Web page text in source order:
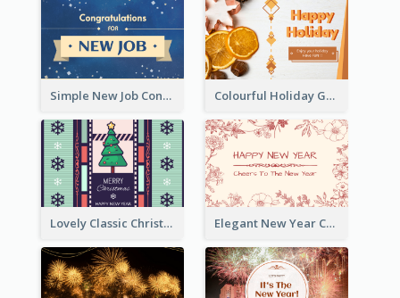
Simple New Job Congratulations Card In Yellow And Blue Colourful Holiday Greeting Card In Orange Theme
Lovely Classic Christmas Greeting Card Design Elegant New Year Card With Theme Of Flowers And Plants